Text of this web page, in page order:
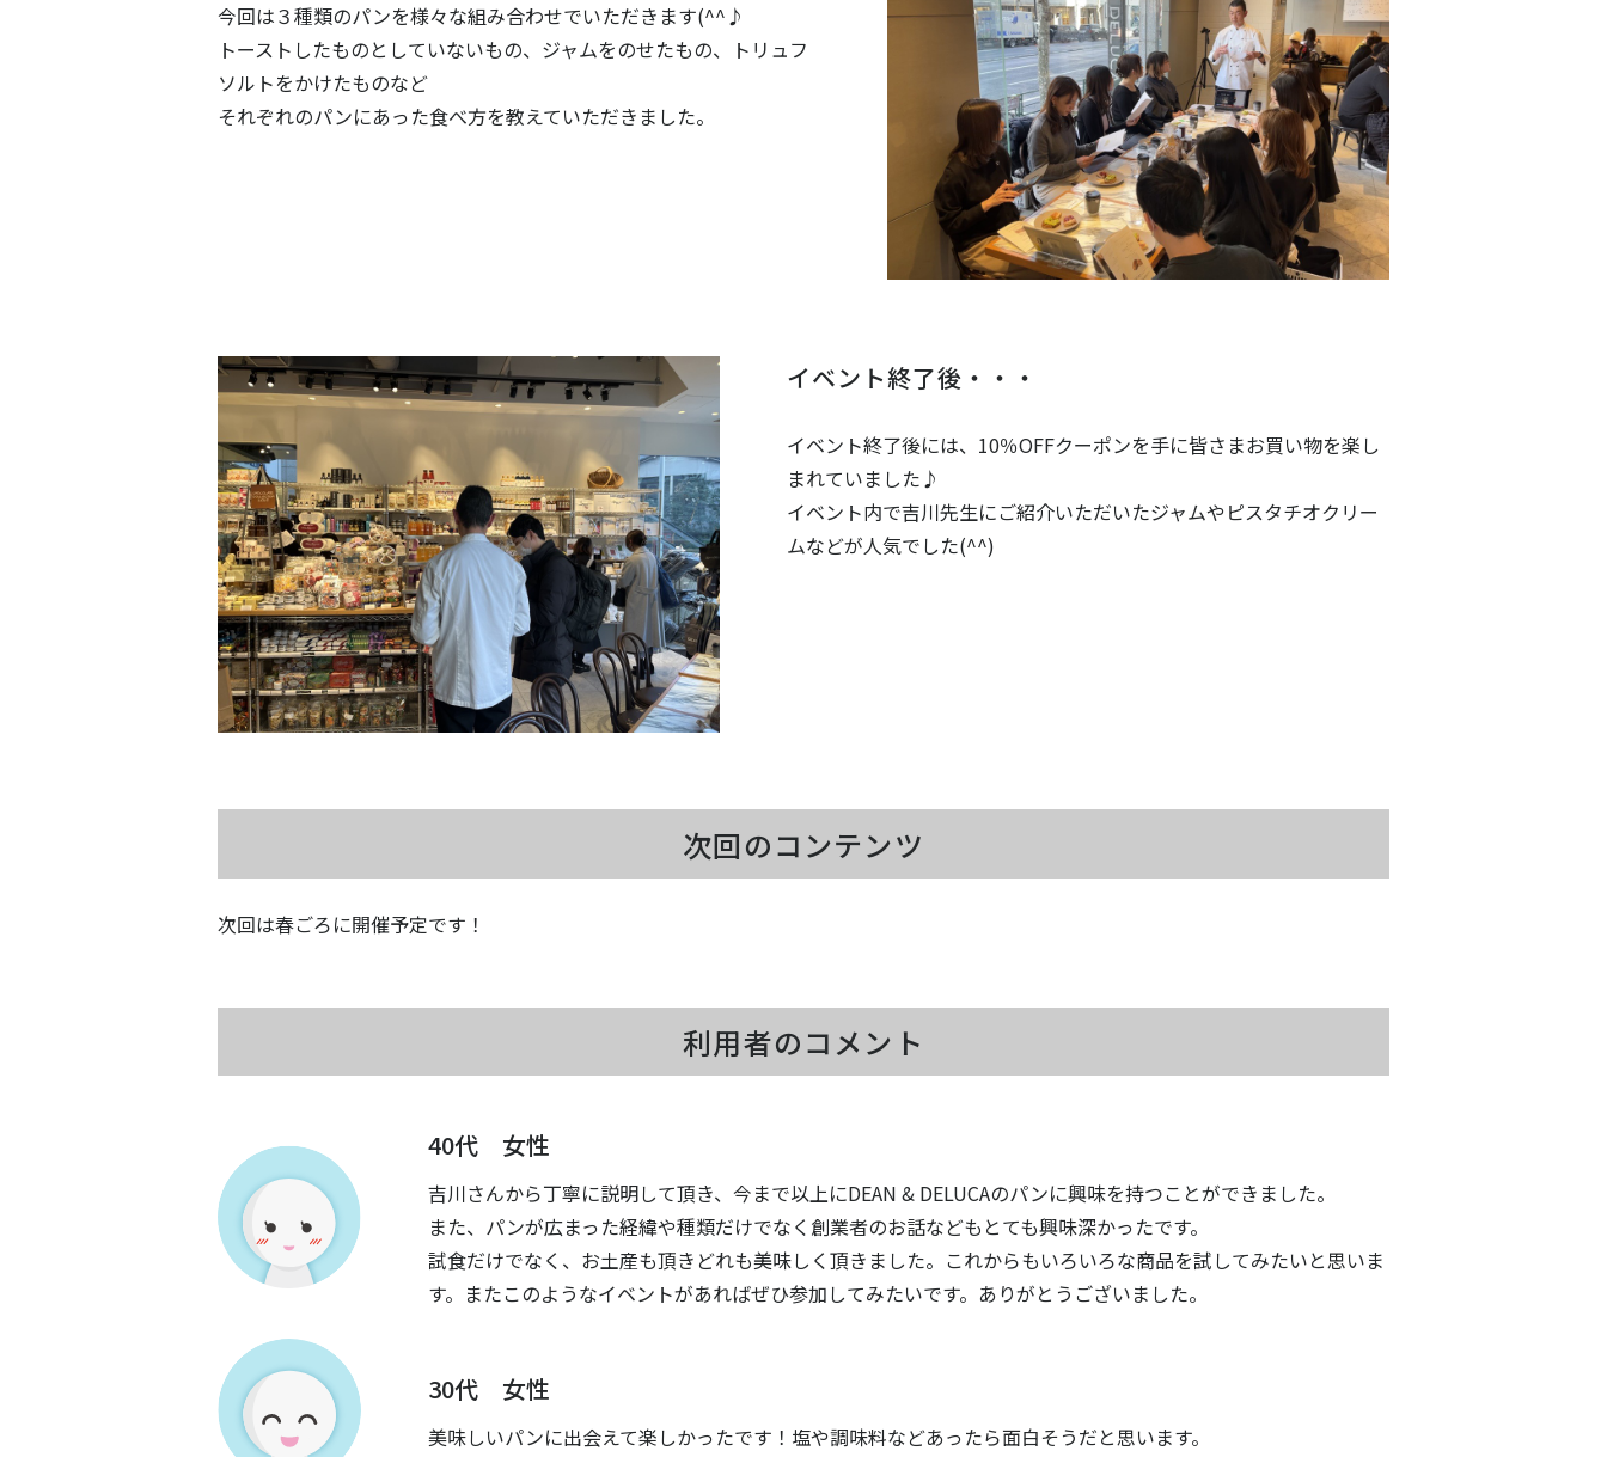
今回は３種類のパンを様々な組み合わせでいただきます(^^♪
トーストしたものとしていないもの、ジャムをのせたもの、トリュフ
ソルトをかけたものなど
それぞれのパンにあった食べ方を教えていただきました。
イベント終了後・・・
イベント終了後には、10％OFFクーポンを手に皆さまお買い物を楽し
まれていました♪
イベント内で吉川先生にご紹介いただいたジャムやピスタチオクリー
ムなどが人気でした(^^)
次回のコンテンツ
次回は春ごろに開催予定です！
利用者のコメント
40代 女性
吉川さんから丁寧に説明して頂き、今まで以上にDEAN & DELUCAのパンに興味を持つことができました。
また、パンが広まった経緯や種類だけでなく創業者のお話などもとても興味深かったです。
試食だけでなく、お土産も頂きどれも美味しく頂きました。これからもいろいろな商品を試してみたいと思いま
す。またこのようなイベントがあればぜひ参加してみたいです。ありがとうございました。
30代 女性
美味しいパンに出会えて楽しかったです！塩や調味料などあったら面白そうだと思います。